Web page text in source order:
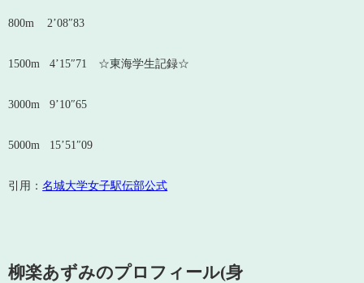
800m 2’08″83
1500m 4’15″71 ☆東海学生記録☆
3000m 9’10″65
5000m 15’51″09
引用：名城大学女子駅伝部公式
柳楽あずみのプロフィール(身